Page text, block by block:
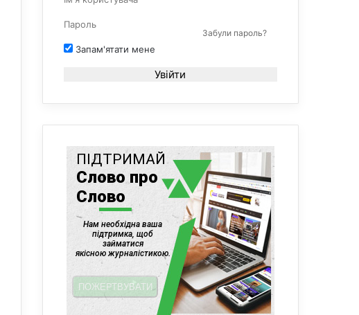
Забули пароль?
Запам'ятати мене
Увійти